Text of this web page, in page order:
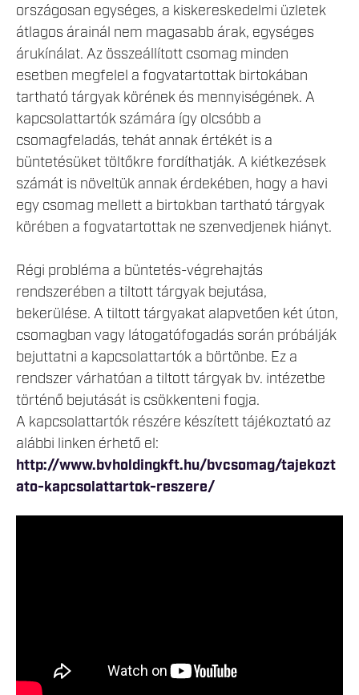
országosan egységes, a kiskereskedelmi üzletek
átlagos árainál nem magasabb árak, egységes
árukínálat. Az összeállított csomag minden
esetben megfelel a fogvatartottak birtokában
tartható tárgyak körének és mennyiségének. A
kapcsolattartók számára így olcsóbb a
csomagfeladás, tehát annak értékét is a
büntetésüket töltőkre fordíthatják. A kiétkezések
számát is növeltük annak érdekében, hogy a havi
egy csomag mellett a birtokban tartható tárgyak
körében a fogvatartottak ne szenvedjenek hiányt.
Régi probléma a büntetés-végrehajtás
rendszerében a tiltott tárgyak bejutása,
bekerülése. A tiltott tárgyakat alapvetően két úton,
csomagban vagy látogatófogadás során próbálják
bejuttatni a kapcsolattartók a börtönbe. Ez a
rendszer várhatóan a tiltott tárgyak bv. intézetbe
történő bejutását is csökkenteni fogja.
A kapcsolattartók részére készített tájékoztató az
alábbi linken érhető el:
http://www.bvholdingkft.hu/bvcsomag/tajekozt
ato-kapcsolattartok-reszere/